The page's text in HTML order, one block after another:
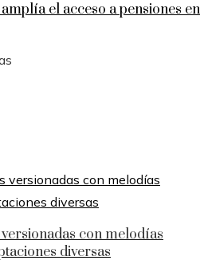
el acceso a pensiones en
con melodías
diversas